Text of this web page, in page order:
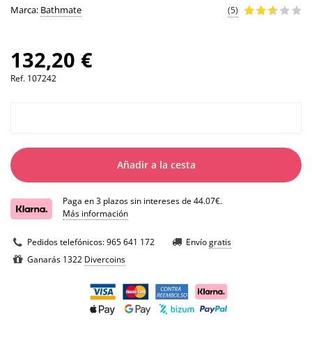
Marca: Bathmate (5)
132,20 €
Ref. 107242
Añadir a la cesta
Paga en 3 plazos sin intereses de 44.07€.
Más información
Pedidos telefónicos:965 641 172 Envíogratis
Ganarás 1322 Divercoins